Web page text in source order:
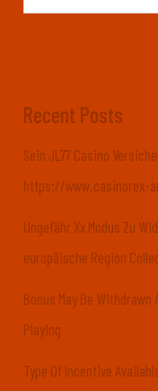
Recent Posts
Sein JL77 Casino
https://www.casinorex-
Ungefähr Xx Modus Zu
europäische Region
Bonus May Be
Playing
Type Of Incentive